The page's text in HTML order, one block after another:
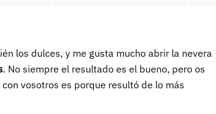
los dulces, y me gusta mucho abrir la nevera
. No siempre el resultado es el bueno, pero os
vosotros es porque resultó de lo más